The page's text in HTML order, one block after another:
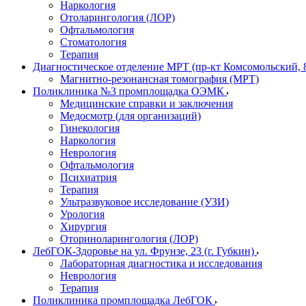
Наркология
Отоларингология (ЛОР)
Офтальмология
Стоматология
Терапия
Диагностическое отделение МРТ (пр-кт Комсомольский,
Магнитно-резонансная томография (МРТ)
Поликлиника №3 промплощадка ОЭМК
Медицинские справки и заключения
Медосмотр (для организаций)
Гинекология
Наркология
Неврология
Офтальмология
Психиатрия
Терапия
Ультразвуковое исследование (УЗИ)
Урология
Хирургия
Оториноларингология (ЛОР)
ЛебГОК-Здоровье на ул. Фрунзе, 23 (г. Губкин)
Лабораторная диагностика и исследования
Неврология
Терапия
Поликлиника промплощадка ЛебГОК